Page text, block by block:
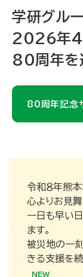
学研グル
2026年4
80周年を
80周年記念
すべての
生きるこ
一人ひと
令和８年熊
心よりお見舞
一日も早い
ます。
被災地の一
きる支援を続